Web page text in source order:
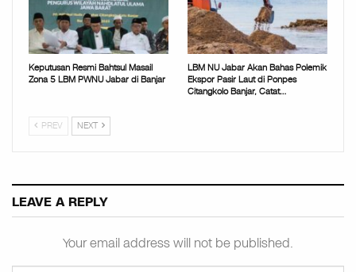
Keputusan Resmi Bahtsul Masail
Zona 5 LBM PWNU Jabar di Banjar
LBM NU Jabar Akan Bahas Polemik
Ekspor Pasir Laut di Ponpes
Citangkolo Banjar, Catat…
PREV NEXT
LEAVE A REPLY
Your email address will not be published.